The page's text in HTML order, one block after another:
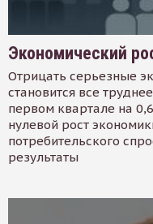
Экономический
Отрицать серьезные
становится все
первом квартале на
нулевой рост
потребительского
результаты